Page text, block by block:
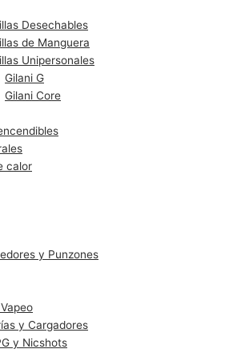
Desechables
de Manguera
Unipersonales
Gilani G
Gilani Core
calor
y Punzones
y Cargadores
y Nicshots